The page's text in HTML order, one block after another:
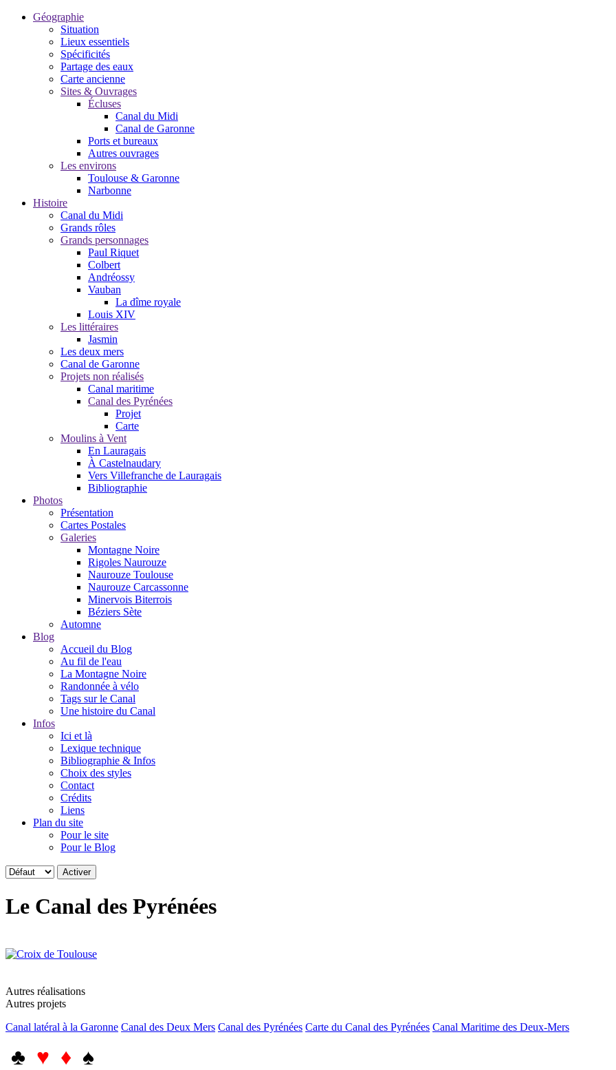
Géographie
Situation
Lieux essentiels
Spécificités
Partage des eaux
Carte ancienne
Sites & Ouvrages
Écluses
Canal du Midi
Canal de Garonne
Ports et bureaux
Autres ouvrages
Les environs
Toulouse & Garonne
Narbonne
Histoire
Canal du Midi
Grands rôles
Grands personnages
Paul Riquet
Colbert
Andréossy
Vauban
La dîme royale
Louis XIV
Les littéraires
Jasmin
Les deux mers
Canal de Garonne
Projets non réalisés
Canal maritime
Canal des Pyrénées
Projet
Carte
Moulins à Vent
En Lauragais
À Castelnaudary
Vers Villefranche de Lauragais
Bibliographie
Photos
Présentation
Cartes Postales
Galeries
Montagne Noire
Rigoles Naurouze
Naurouze Toulouse
Naurouze Carcassonne
Minervois Biterrois
Béziers Sète
Automne
Blog
Accueil du Blog
Au fil de l'eau
La Montagne Noire
Randonnée à vélo
Tags sur le Canal
Une histoire du Canal
Infos
Ici et là
Lexique technique
Bibliographie & Infos
Choix des styles
Contact
Crédits
Liens
Plan du site
Pour le site
Pour le Blog
Le Canal des Pyrénées
Autres réalisations
Autres projets
Canal latéral à la Garonne Canal des Deux Mers Canal des Pyrénées Carte du Canal des Pyrénées Canal Maritime des Deux-Mers
♣ ♥ ♦ ♠